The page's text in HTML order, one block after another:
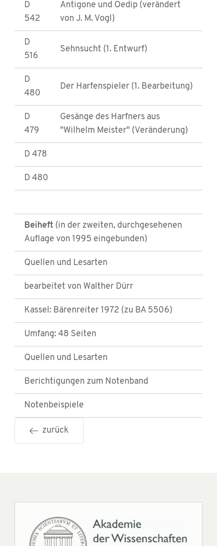
D
542
Antigone und Oedip (verändert
von J. M. Vogl)
D
516
Sehnsucht (1. Entwurf)
D
480
Der Harfenspieler (1. Bearbeitung)
D
479
Gesänge des Harfners aus
"Wilhelm Meister" (Veränderung)
D 478
D 480
Beiheft (in der zweiten, durchgesehenen
Auflage von 1995 eingebunden)
Quellen und Lesarten
bearbeitet von Walther Dürr
Kassel: Bärenreiter 1972 (zu BA 5506)
Umfang: 48 Seiten
Quellen und Lesarten
Berichtigungen zum Notenband
Notenbeispiele
zurück